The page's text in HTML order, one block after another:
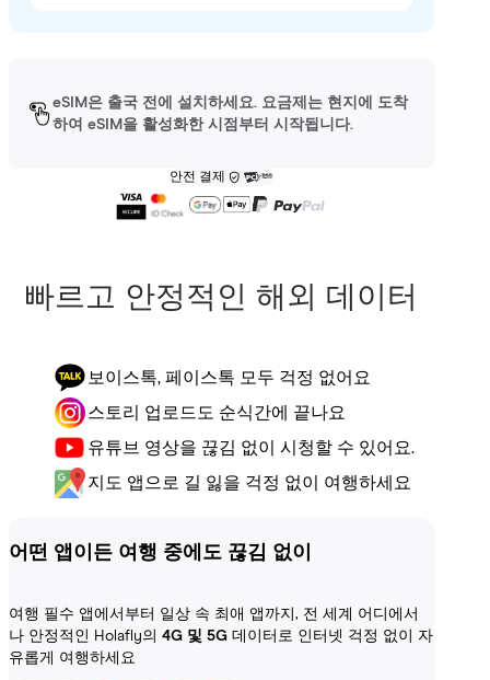
eSIM은 출국 전에 설치하세요. 요금제는 현지에 도착
하여 eSIM을 활성화한 시점부터 시작됩니다.
안전 결제
빠르고 안정적인 해외 데이터
보이스톡, 페이스톡 모두 걱정 없어요
스토리 업로드도 순식간에 끝나요
유튜브 영상을 끊김 없이 시청할 수 있어요.
지도 앱으로 길 잃을 걱정 없이 여행하세요
어떤 앱이든 여행 중에도 끊김 없이
여행 필수 앱에서부터 일상 속 최애 앱까지, 전 세계 어디에서
나 안정적인 Holafly의 4G 및 5G 데이터로 인터넷 걱정 없이 자
유롭게 여행하세요